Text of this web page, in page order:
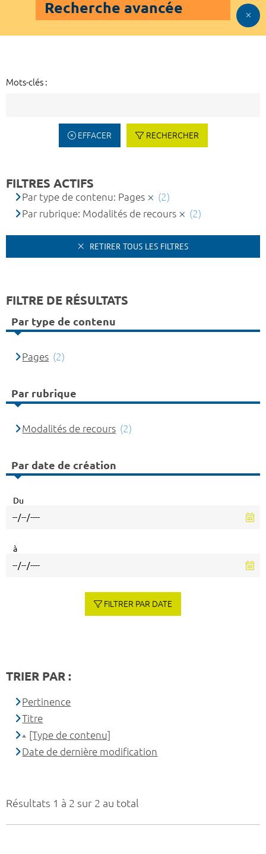
Recherche avancée
Mots-clés :
EFFACER RECHERCHER
Résultats 1 à 2 sur 2 au total
FILTRES ACTIFS
Par type de contenu: Pages
(2)
Par rubrique: Modalités de recours
(2)
RETIRER TOUS LES FILTRES
FILTRE DE RÉSULTATS
Par type de contenu
Pages (2)
Par rubrique
Modalités de recours (2)
Par date de création
Du
à
FILTRER PAR DATE
TRIER PAR :
Pertinence
Titre
[Type de contenu]
Date de dernière modification